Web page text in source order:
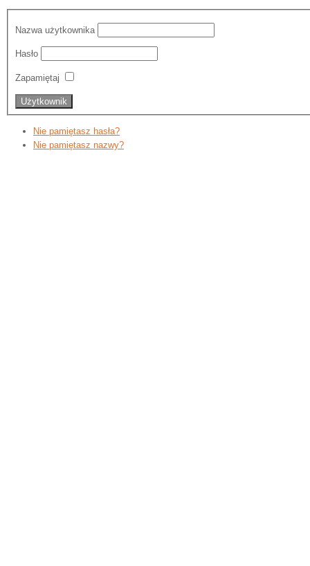
Nazwa użytkownika
Hasło
Zapamiętaj
Nie pamiętasz hasła?
Nie pamiętasz nazwy?